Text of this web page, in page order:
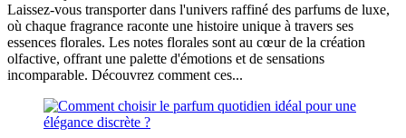
Laissez-vous transporter dans l'univers raffiné des parfums de luxe,
où chaque fragrance raconte une histoire unique à travers ses
essences florales. Les notes florales sont au cœur de la création
olfactive, offrant une palette d'émotions et de sensations
incomparable. Découvrez comment ces...